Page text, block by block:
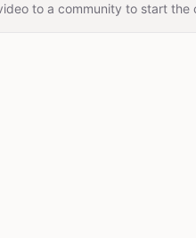
to a community to start the